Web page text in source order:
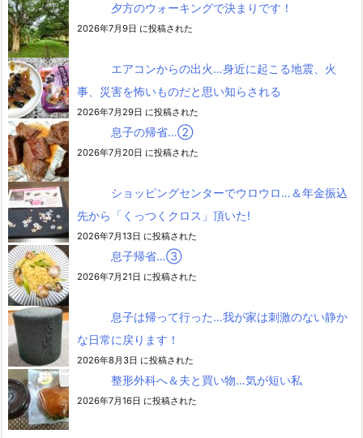
夕方のウォーキングで決まりです！
2026年7月9日 に投稿された
エアコンからの出火…身近に起こる地震、火
事、災害を怖いものだと思い知らされる
2026年7月29日 に投稿された
息子の帰省…②
2026年7月20日 に投稿された
ショッピングセンターでウロウロ…＆年金振込
先から「くっつくクロス」頂いた!
2026年7月13日 に投稿された
息子帰省…③
2026年7月21日 に投稿された
息子は帰って行った…我が家は刺激のない静か
な日常に戻ります！
2026年8月3日 に投稿された
整形外科へ＆夫と買い物…気が短い私
2026年7月16日 に投稿された